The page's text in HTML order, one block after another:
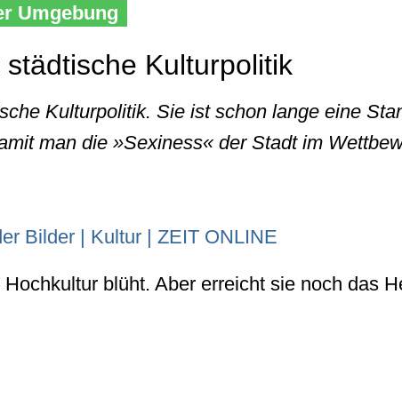
Umgebung
Kulturpolitik
Kulturpolitik. Sie ist schon lange eine
man die »Sexiness« der Stadt im
Bilder | Kultur | ZEIT ONLINE
blüht. Aber erreicht sie noch das